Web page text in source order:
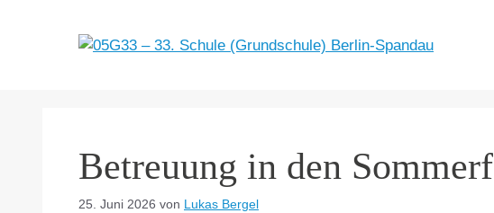
Betreuung in den
25. Juni 2026 von Lukas Bergel